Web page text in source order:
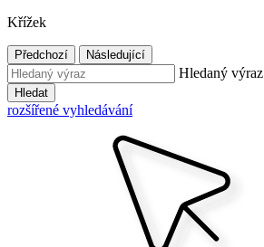
Křížek
Předchozí Následující
Hledaný výraz
Hledat
rozšířené vyhledávání